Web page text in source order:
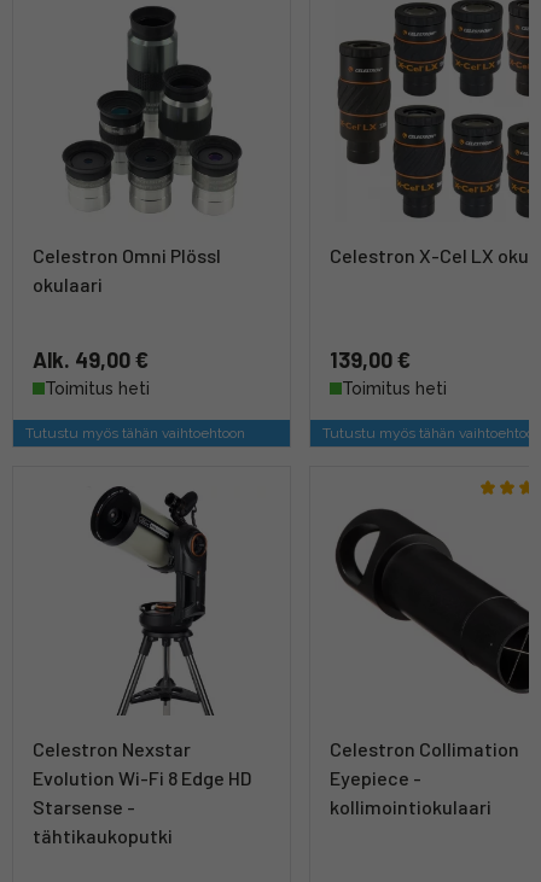
Celestron Omni Plössl
okulaari
Alk. 49,00 €
Toimitus heti
Tutustu myös tähän vaihtoehtoon
Celestron X-Cel LX
139,00 €
Toimitus heti
Tutustu myös tähän
Celestron Nexstar
Evolution Wi-Fi 8 Edge HD
Starsense -
tähtikaukoputki
Celestron Collimation
Eyepiece -
kollimointiokulaari